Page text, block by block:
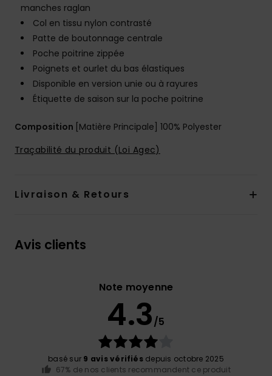
manches raglan
Col en tissu nylon contrasté
Patte de boutonnage centrale
Poche poitrine zippée
Poignets et ourlet du bas élastiques
Disponible en version unie ou à rayures
Étiquette de saison sur la poche poitrine
Composition [Matière Principale] 100% Polyester
Traçabilité du produit (Loi Agec)
Livraison & Retours
Avis clients
Note moyenne
4.3/5
basé sur 9 avis vérifiésdepuis octobre 2025
67% de nos clients recommandent ce produit